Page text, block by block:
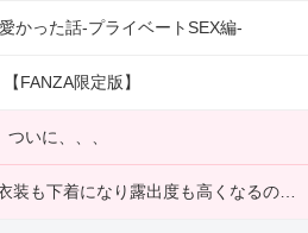
かった話-プライベートSEX編-
FANZA限定版】
いに、、、
❤️ 近藤あさみ 大人になると衣装も下着になり露出度も高くなるのでいいですよね～！